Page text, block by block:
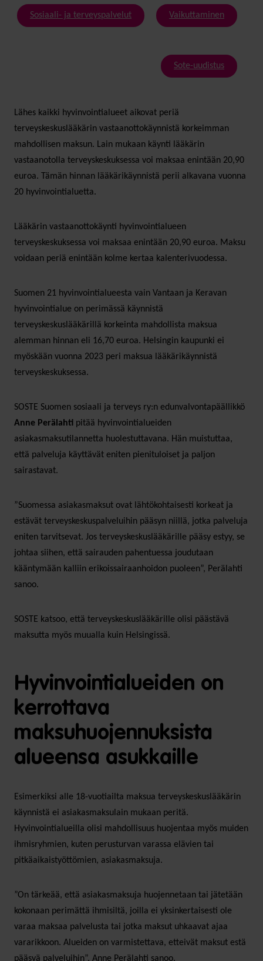
Sosiaali- ja terveyspalvelut Vaikuttaminen
Sote-uudistus
Lähes kaikki hyvinvointialueet aikovat periä
terveyskeskuslääkärin vastaanottokäynnistä korkeimman
mahdollisen maksun. Lain mukaan käynti lääkärin
vastaanotolla terveyskeskuksessa voi maksaa enintään 20,90
euroa. Tämän hinnan lääkärikäynnistä perii alkavana vuonna
20 hyvinvointialuetta.
Lääkärin vastaanottokäynti hyvinvointialueen
terveyskeskuksessa voi maksaa enintään 20,90 euroa. Maksu
voidaan periä enintään kolme kertaa kalenterivuodessa.
Suomen 21 hyvinvointialueesta vain Vantaan ja Keravan
hyvinvointialue on perimässä käynnistä
terveyskeskuslääkärillä korkeinta mahdollista maksua
alemman hinnan eli 16,70 euroa. Helsingin kaupunki ei
myöskään vuonna 2023 peri maksua lääkärikäynnistä
terveyskeskuksessa.
SOSTE Suomen sosiaali ja terveys ry:n edunvalvontapäällikkö
Anne Perälahti pitää hyvinvointialueiden
asiakasmaksutilannetta huolestuttavana. Hän muistuttaa,
että palveluja käyttävät eniten pienituloiset ja paljon
sairastavat.
”Suomessa asiakasmaksut ovat lähtökohtaisesti korkeat ja
estävät terveyskeskuspalveluihin pääsyn niillä, jotka palveluja
eniten tarvitsevat. Jos terveyskeskuslääkärille pääsy estyy, se
johtaa siihen, että sairauden pahentuessa joudutaan
kääntymään kalliin erikoissairaanhoidon puoleen”, Perälahti
sanoo.
SOSTE katsoo, että terveyskeskuslääkärille olisi päästävä
maksutta myös muualla kuin Helsingissä.
Hyvinvointialueiden on
kerrottava
maksuhuojennuksista
alueensa asukkaille
Esimerkiksi alle 18-vuotiailta maksua terveyskeskuslääkärin
käynnistä ei asiakasmaksulain mukaan peritä.
Hyvinvointialueilla olisi mahdollisuus huojentaa myös muiden
ihmisryhmien, kuten perusturvan varassa elävien tai
pitkäaikaistyöttömien, asiakasmaksuja.
”On tärkeää, että asiakasmaksuja huojennetaan tai jätetään
kokonaan perimättä ihmisiltä, joilla ei yksinkertaisesti ole
varaa maksaa palvelusta tai jotka maksut uhkaavat ajaa
vararikkoon. Alueiden on varmistettava, etteivät maksut estä
pääsyä palveluihin”, Anne Perälahti sanoo.